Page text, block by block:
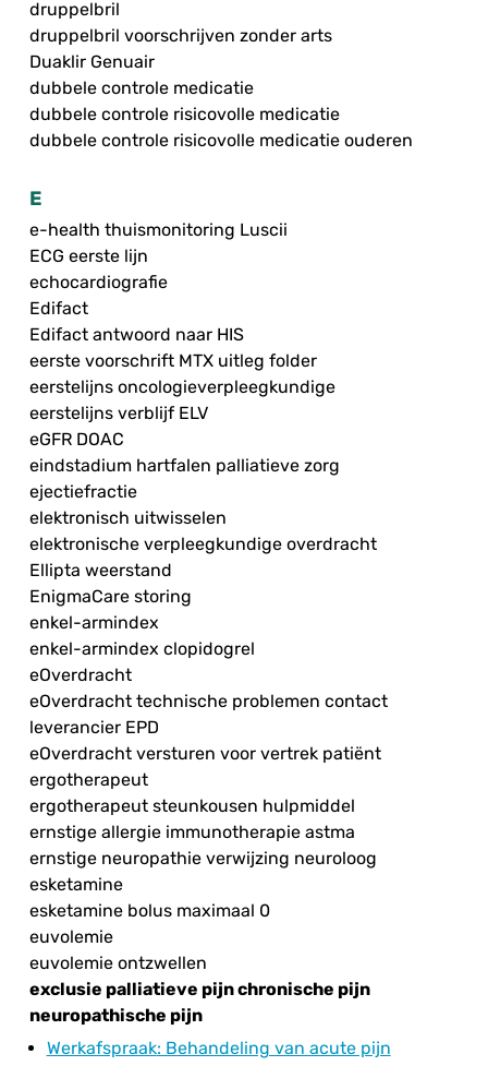
druppelbril
druppelbril voorschrijven zonder arts
Duaklir Genuair
dubbele controle medicatie
dubbele controle risicovolle medicatie
dubbele controle risicovolle medicatie ouderen
E
e-health thuismonitoring Luscii
ECG eerste lijn
echocardiografie
Edifact
Edifact antwoord naar HIS
eerste voorschrift MTX uitleg folder
eerstelijns oncologieverpleegkundige
eerstelijns verblijf ELV
eGFR DOAC
eindstadium hartfalen palliatieve zorg
ejectiefractie
elektronisch uitwisselen
elektronische verpleegkundige overdracht
Ellipta weerstand
EnigmaCare storing
enkel-armindex
enkel-armindex clopidogrel
eOverdracht
eOverdracht technische problemen contact
leverancier EPD
eOverdracht versturen voor vertrek patiënt
ergotherapeut
ergotherapeut steunkousen hulpmiddel
ernstige allergie immunotherapie astma
ernstige neuropathie verwijzing neuroloog
esketamine
esketamine bolus maximaal 0
euvolemie
euvolemie ontzwellen
exclusie palliatieve pijn chronische pijn
neuropathische pijn
Werkafspraak: Behandeling van acute pijn